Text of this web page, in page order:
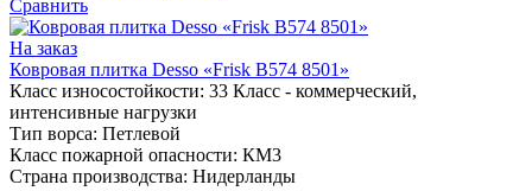
Сравнить
На заказ
Ковровая плитка Desso «Frisk B574 8501»
Класс износостойкости: 33 Класс - коммерческий,
интенсивные нагрузки
Тип ворса: Петлевой
Класс пожарной опасности: КМ3
Страна производства: Нидерланды